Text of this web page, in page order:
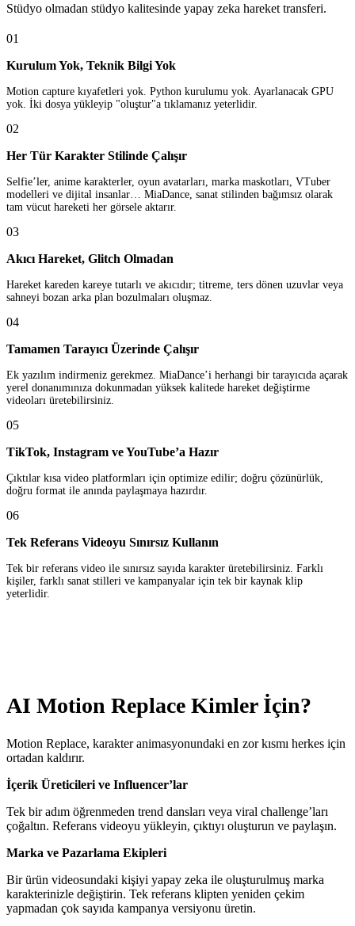
Stüdyo olmadan stüdyo kalitesinde yapay zeka hareket transferi.
01
Kurulum Yok, Teknik Bilgi Yok
Motion capture kıyafetleri yok. Python kurulumu yok. Ayarlanacak GPU
yok. İki dosya yükleyip "oluştur"a tıklamanız yeterlidir.
02
Her Tür Karakter Stilinde Çalışır
Selfie’ler, anime karakterler, oyun avatarları, marka maskotları, VTuber
modelleri ve dijital insanlar… MiaDance, sanat stilinden bağımsız olarak
tam vücut hareketi her görsele aktarır.
03
Akıcı Hareket, Glitch Olmadan
Hareket kareden kareye tutarlı ve akıcıdır; titreme, ters dönen uzuvlar veya
sahneyi bozan arka plan bozulmaları oluşmaz.
04
Tamamen Tarayıcı Üzerinde Çalışır
Ek yazılım indirmeniz gerekmez. MiaDance’i herhangi bir tarayıcıda açarak
yerel donanımınıza dokunmadan yüksek kalitede hareket değiştirme
videoları üretebilirsiniz.
05
TikTok, Instagram ve YouTube’a Hazır
Çıktılar kısa video platformları için optimize edilir; doğru çözünürlük,
doğru format ile anında paylaşmaya hazırdır.
06
Tek Referans Videoyu Sınırsız Kullanın
Tek bir referans video ile sınırsız sayıda karakter üretebilirsiniz. Farklı
kişiler, farklı sanat stilleri ve kampanyalar için tek bir kaynak klip
yeterlidir.
AI Motion Replace Kimler İçin?
Motion Replace, karakter animasyonundaki en zor kısmı herkes için
ortadan kaldırır.
İçerik Üreticileri ve Influencer’lar
Tek bir adım öğrenmeden trend dansları veya viral challenge’ları
çoğaltın. Referans videoyu yükleyin, çıktıyı oluşturun ve paylaşın.
Marka ve Pazarlama Ekipleri
Bir ürün videosundaki kişiyi yapay zeka ile oluşturulmuş marka
karakterinizle değiştirin. Tek referans klipten yeniden çekim
yapmadan çok sayıda kampanya versiyonu üretin.